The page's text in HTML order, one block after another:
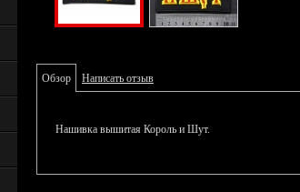
Обзор Написать отзыв
Нашивка вышитая Король и Шут.